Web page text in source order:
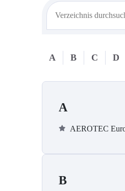
A B C D
A
AEROTEC
B